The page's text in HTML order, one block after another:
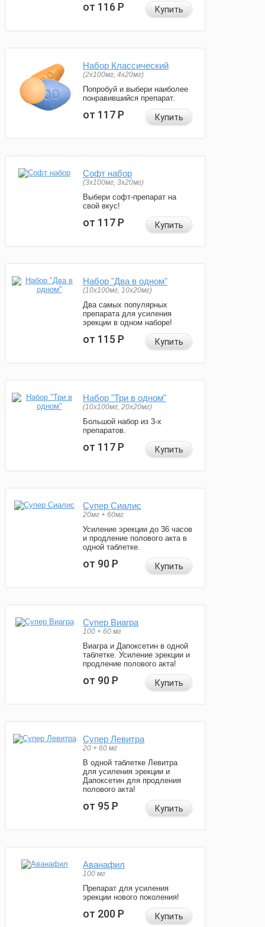
от 116Р Купить
Набор Классический
(2x100мг, 4x20мг)
Попробуй и выбери наиболее
понравившийся препарат.
от 117Р Купить
Софт набор
(3x100мг, 3x20мг)
Выбери софт-препарат на
свой вкус!
от 117Р Купить
Набор "Два в одном"
(10x100мг, 10x20мг)
Два самых популярных
препарата для усиления
эрекции в одном наборе!
от 115Р Купить
Набор "Три в одном"
(10x100мг, 20x20мг)
Большой набор из 3-х
препаратов.
от 117Р Купить
Супер Сиалис
20мг + 60мг
Усиление эрекции до 36 часов
и продление полового акта в
одной таблетке.
от 90Р Купить
Супер Виагра
100 + 60 мг
Виагра и Дапоксетин в одной
таблетке. Усиление эрекции и
продление полового акта!
от 90Р Купить
Супер Левитра
20 + 60 мг
В одной таблетке Левитра
для усиления эрекции и
Дапоксетин для продления
полового акта!
от 95Р Купить
Аванафил
100 мг
Препарат для усиления
эрекции нового поколения!
от 200Р Купить